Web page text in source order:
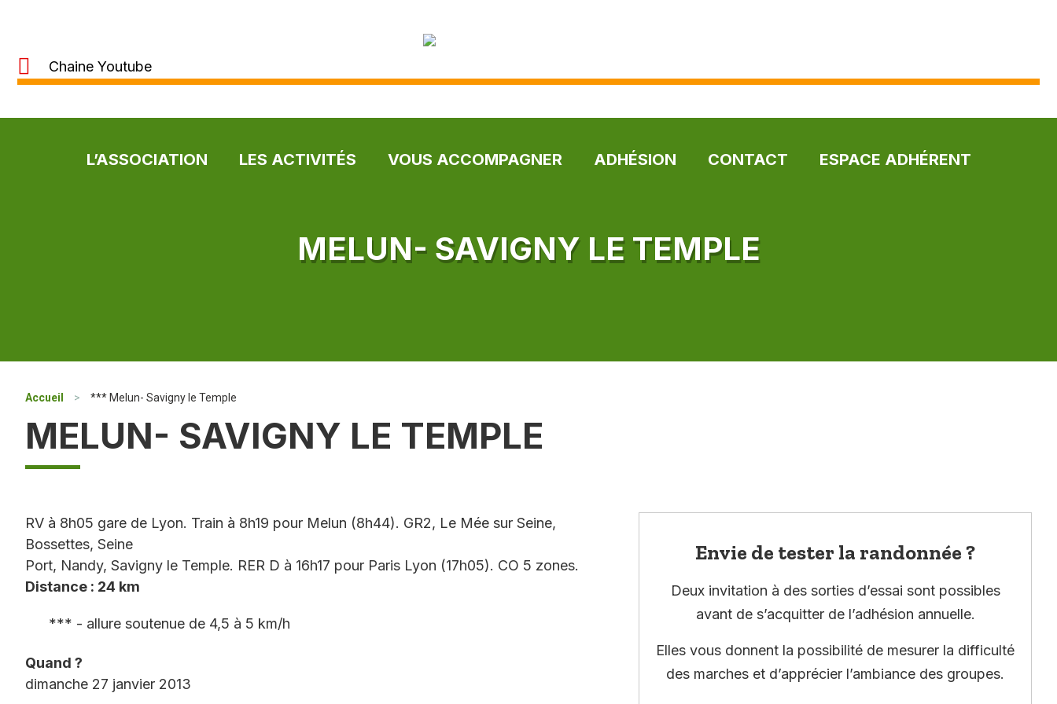
Chaine Youtube
L’ASSOCIATION LES ACTIVITÉS VOUS ACCOMPAGNER ADHÉSION CONTACT ESPACE ADHÉRENT
MELUN- SAVIGNY LE TEMPLE
Accueil > *** Melun- Savigny le Temple
MELUN- SAVIGNY LE TEMPLE
RV à 8h05 gare de Lyon. Train à 8h19 pour Melun (8h44). GR2, Le Mée sur Seine,
Bossettes, Seine
Port, Nandy, Savigny le Temple. RER D à 16h17 pour Paris Lyon (17h05). CO 5 zones.
Distance : 24 km
*** - allure soutenue de 4,5 à 5 km/h
Quand ?
dimanche 27 janvier 2013
Envie de tester la randonnée ?
Deux invitation à des sorties d’essai sont possibles
avant de s’acquitter de l’adhésion annuelle.
Elles vous donnent la possibilité de mesurer la difficulté
des marches et d’apprécier l’ambiance des groupes.